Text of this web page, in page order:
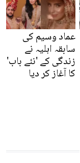
عماد وسیم کی
سابقہ اہلیہ نے
زندگی کے 'نئے باب'
کا آغاز کر دیا